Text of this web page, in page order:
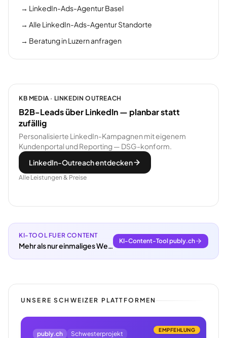
→ LinkedIn-Ads-Agentur Basel
→ Alle LinkedIn-Ads-Agentur Standorte
→ Beratung in Luzern anfragen
KB MEDIA · LINKEDIN OUTREACH
B2B-Leads über LinkedIn — planbar statt
zufällig
Personalisierte LinkedIn-Kampagnen mit eigenem
Kundenportal und Reporting — DSG-konform.
LinkedIn-Outreach entdecken
Alle Leistungen & Preise
KI-TOOL FUER CONTENT
Mehr als nur einmaliges Webdesign.
KI-Content-Tool publy.ch
UNSERE SCHWEIZER PLATTFORMEN
EMPFEHLUNG
publy.ch Schwesterprojekt